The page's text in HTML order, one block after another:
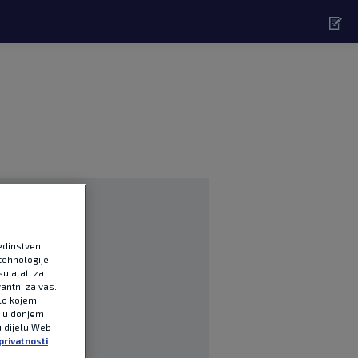
alati za
za vas.
kojem
donjem
dijelu Web-